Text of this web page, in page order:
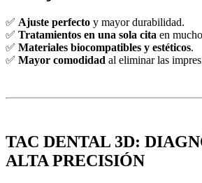
✅ Ajuste perfecto y mayor durabilidad.
✅ Tratamientos en una sola cita en
✅ Materiales biocompatibles y estéticos.
✅ Mayor comodidad al eliminar las
TAC DENTAL 3D:
ALTA PRECISIÓN